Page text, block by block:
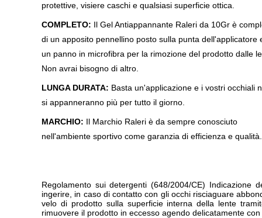
protettive, visiere caschi e qualsiasi superficie ottica.
COMPLETO: Il Gel Antiappannante Raleri da 10Gr è
di un apposito pennellino posto sulla punta dell'applicatore
un panno in microfibra per la rimozione del prodotto dalle
Non avrai bisogno di altro.
LUNGA DURATA: Basta un'applicazione e i vostri occhiali
si appanneranno più per tutto il giorno.
MARCHIO: Il Marchio Raleri è da sempre conosciuto
nell'ambiente sportivo come garanzia di efficienza e qualità.
Regolamento sui detergenti (648/2004/CE) Indicazione
ingerire, in caso di contatto con gli occhi risciaguare
velo di prodotto sulla superficie interna della lente
rimuovere il prodotto in eccesso agendo delicatamente